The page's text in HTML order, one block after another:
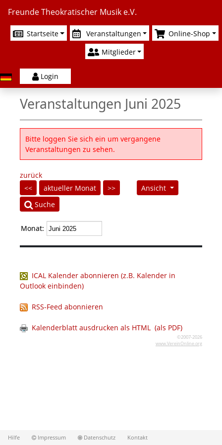
Freunde Theokratischer Musik e.V.
Startseite Veranstaltungen
Online-Shop
Mitglieder
Login
Veranstaltungen Juni 2025
Bitte loggen Sie sich ein um vergangene
Veranstaltungen zu sehen.
zurück
<<
aktueller Monat >>
Ansicht
Suche
Monat:
ICAL Kalender abonnieren (z.B. Kalender in
Outlook einbinden)
RSS-Feed abonnieren
Kalenderblatt ausdrucken als HTML (als PDF)
©2007-2026
www.VereinOnline.org
Hilfe Impressum Datenschutz Kontakt